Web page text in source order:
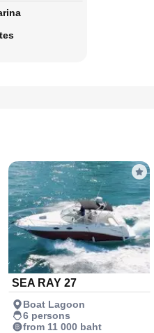
SEA RAY 27
Boat Lagoon
6 persons
from 11 000 baht